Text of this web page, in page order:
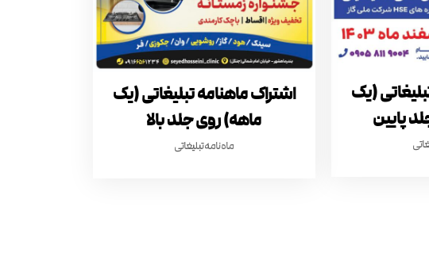
(یک
پایین
اشتراک ماهنامه تبلیغاتی (یک
ماهه) روی جلد بالا
ماه نامه تبلیغاتی